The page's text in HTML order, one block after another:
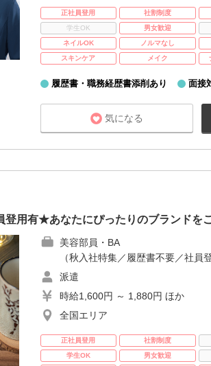
正社員登用 社割制度
学生OK
男女歓迎
ネイルOK
ノルマなし
スキンケア
メイク
履歴書・職務経歴書添削あり 面接
気になる
用有★あなたにぴったりのブランドを
美容部員・BA
（秋入社特集／履歴書不要／社員
派遣
時給1,600円 ～ 1,880円 ほか
全国エリア
正社員登用 社割制度
学生OK
男女歓迎